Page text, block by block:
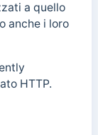
a quello
anche i loro
HTTP.